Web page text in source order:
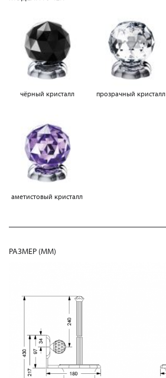
чёрный кристалл прозрачный кристалл
аметистовый кристалл
РАЗМЕР (MM)